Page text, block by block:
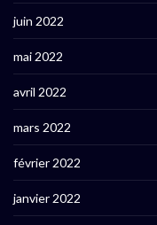
juin 2022
mai 2022
avril 2022
mars 2022
février 2022
janvier 2022